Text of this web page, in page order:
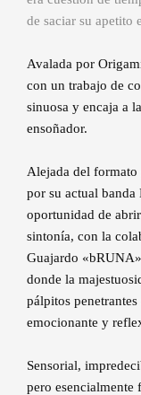
de saciar su apetito
Avalada por
con un trabajo de
sinuosa y encaja a
ensoñador.
Alejada del
por su actual banda
oportunidad de
sintonía, con la
Guajardo
donde la
pálpitos
emocionante y
Sensorial,
pero